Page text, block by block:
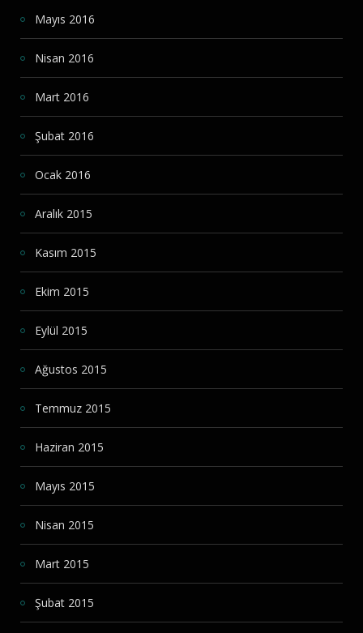
Mayıs 2016
Nisan 2016
Mart 2016
Şubat 2016
Ocak 2016
Aralık 2015
Kasım 2015
Ekim 2015
Eylül 2015
Ağustos 2015
Temmuz 2015
Haziran 2015
Mayıs 2015
Nisan 2015
Mart 2015
Şubat 2015